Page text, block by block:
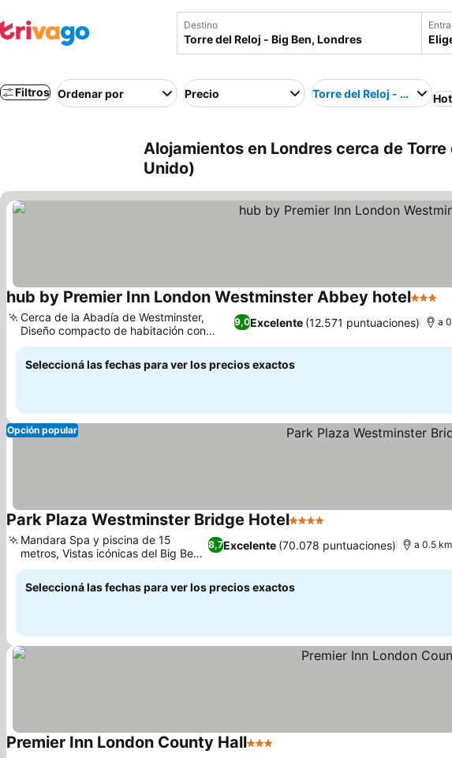
Destino
Filtros Ordenar por Precio Torre del Reloj - Big Ben
Alojamientos en Londres cerca de Torre
Unido)
hub by Premier Inn London Westminster Abbey hotel3
9,0Excelente (12.571 puntuaciones)
Cerca de la Abadía de Westminster,
Diseño compacto de habitación con
tecnología inteligente
a
Seleccioná las fechas para ver los precios exactos
Opción popular
Park Plaza Westminster Bridge Hotel4 Estrellas
8,7Excelente (70.078 puntuaciones)
Mandara Spa y piscina de 15
metros, Vistas icónicas del Big Ben
y el Támesis
a 0.5
Seleccioná las fechas para ver los precios exactos
Premier Inn London County Hall3 Estrellas